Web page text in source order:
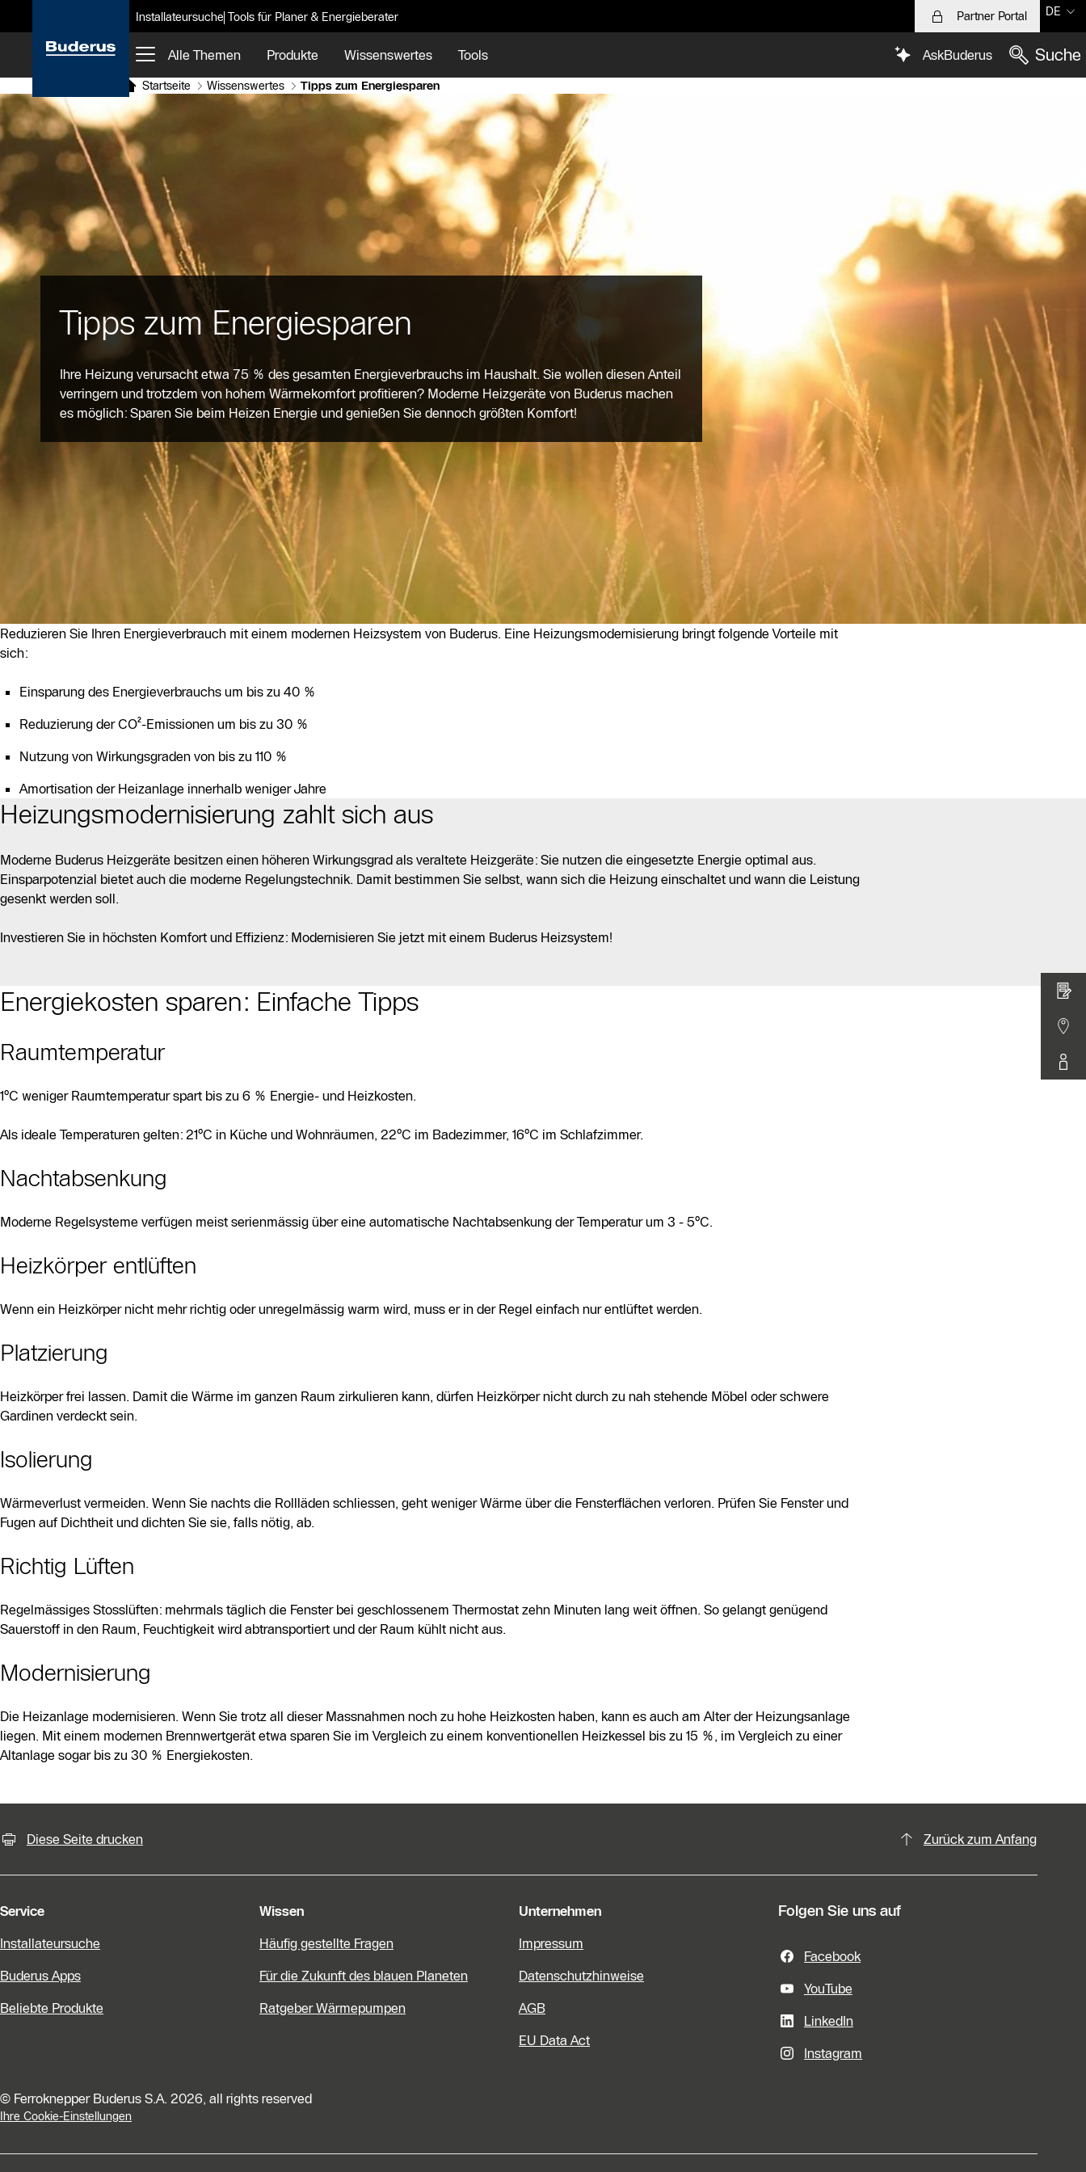
Installateursuche Tools für Planer & Energieberater Partner Portal DE
Alle Themen Produkte Wissenswertes Tools AskBuderus Suche
Startseite Wissenswertes Tipps zum Energiesparen
Tipps zum Energiesparen
Ihre Heizung verursacht etwa 75 % des gesamten Energieverbrauchs im Haushalt. Sie wollen diesen Anteil
verringern und trotzdem von hohem Wärmekomfort profitieren? Moderne Heizgeräte von Buderus machen
es möglich: Sparen Sie beim Heizen Energie und genießen Sie dennoch größten Komfort!
Reduzieren Sie Ihren Energieverbrauch mit einem modernen Heizsystem von Buderus. Eine Heizungsmodernisierung bringt folgende Vorteile mit
sich:
Einsparung des Energieverbrauchs um bis zu 40 %
Reduzierung der CO²-Emissionen um bis zu 30 %
Nutzung von Wirkungsgraden von bis zu 110 %
Amortisation der Heizanlage innerhalb weniger Jahre
Heizungsmodernisierung zahlt sich aus
Moderne Buderus Heizgeräte besitzen einen höheren Wirkungsgrad als veraltete Heizgeräte: Sie nutzen die eingesetzte Energie optimal aus.
Einsparpotenzial bietet auch die moderne Regelungstechnik. Damit bestimmen Sie selbst, wann sich die Heizung einschaltet und wann die Leistung
gesenkt werden soll.
Investieren Sie in höchsten Komfort und Effizienz: Modernisieren Sie jetzt mit einem Buderus Heizsystem!
Energiekosten sparen: Einfache Tipps
Raumtemperatur
1°C weniger Raumtemperatur spart bis zu 6 % Energie- und Heizkosten.
Als ideale Temperaturen gelten: 21°C in Küche und Wohnräumen, 22°C im Badezimmer, 16°C im Schlafzimmer.
Nachtabsenkung
Moderne Regelsysteme verfügen meist serienmässig über eine automatische Nachtabsenkung der Temperatur um 3 - 5°C.
Heizkörper entlüften
Wenn ein Heizkörper nicht mehr richtig oder unregelmässig warm wird, muss er in der Regel einfach nur entlüftet werden.
Platzierung
Heizkörper frei lassen. Damit die Wärme im ganzen Raum zirkulieren kann, dürfen Heizkörper nicht durch zu nah stehende Möbel oder schwere
Gardinen verdeckt sein.
Isolierung
Wärmeverlust vermeiden. Wenn Sie nachts die Rollläden schliessen, geht weniger Wärme über die Fensterflächen verloren. Prüfen Sie Fenster und
Fugen auf Dichtheit und dichten Sie sie, falls nötig, ab.
Richtig Lüften
Regelmässiges Stosslüften: mehrmals täglich die Fenster bei geschlossenem Thermostat zehn Minuten lang weit öffnen. So gelangt genügend
Sauerstoff in den Raum, Feuchtigkeit wird abtransportiert und der Raum kühlt nicht aus.
Modernisierung
Die Heizanlage modernisieren. Wenn Sie trotz all dieser Massnahmen noch zu hohe Heizkosten haben, kann es auch am Alter der Heizungsanlage
liegen. Mit einem modernen Brennwertgerät etwa sparen Sie im Vergleich zu einem konventionellen Heizkessel bis zu 15 %, im Vergleich zu einer
Altanlage sogar bis zu 30 % Energiekosten.
Diese Seite drucken Zurück zum Anfang
Service
Installateursuche
Buderus Apps
Beliebte Produkte
Wissen
Häufig gestellte Fragen
Für die Zukunft des blauen Planeten
Ratgeber Wärmepumpen
Unternehmen
Impressum
Datenschutzhinweise
AGB
EU Data Act
Folgen Sie uns auf
Facebook
YouTube
LinkedIn
Instagram
© Ferroknepper Buderus S.A. 2026, all rights reserved
Ihre Cookie-Einstellungen